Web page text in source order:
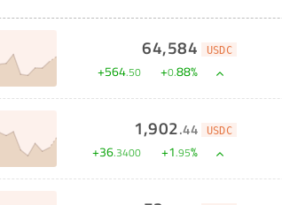
64,584 USDC
+564.50 +0.88%
1,902.44 USDC
+36.3400 +1.95%